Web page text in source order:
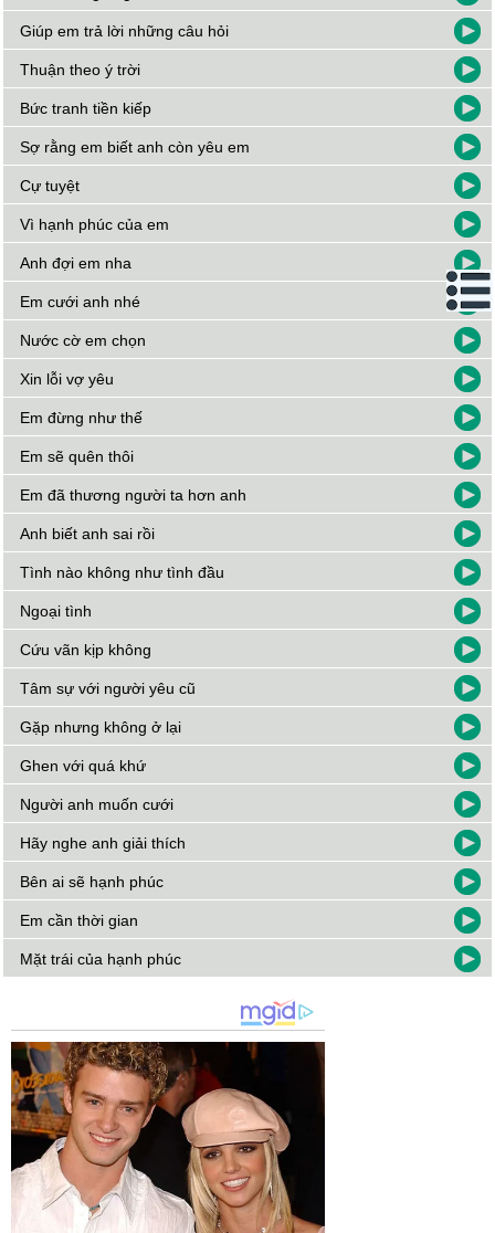
Giúp em trả lời những câu hỏi
Thuận theo ý trời
Bức tranh tiền kiếp
Sợ rằng em biết anh còn yêu em
Cự tuyệt
Vì hạnh phúc của em
Anh đợi em nha
Em cưới anh nhé
Nước cờ em chọn
Xin lỗi vợ yêu
Em đừng như thế
Em sẽ quên thôi
Em đã thương người ta hơn anh
Anh biết anh sai rồi
Tình nào không như tình đầu
Ngoại tình
Cứu vãn kịp không
Tâm sự với người yêu cũ
Gặp nhưng không ở lại
Ghen với quá khứ
Người anh muốn cưới
Hãy nghe anh giải thích
Bên ai sẽ hạnh phúc
Em cần thời gian
Mặt trái của hạnh phúc